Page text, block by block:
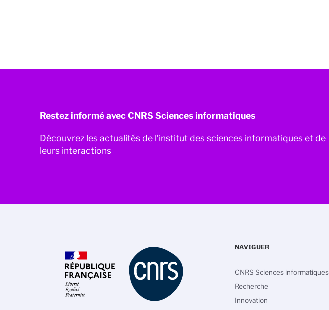
Restez informé avec CNRS Sciences informatiques
Découvrez les actualités de l’institut des sciences informatiques et de
leurs interactions
NAVIGUER
CNRS Sciences informatiques
Recherche
Innovation